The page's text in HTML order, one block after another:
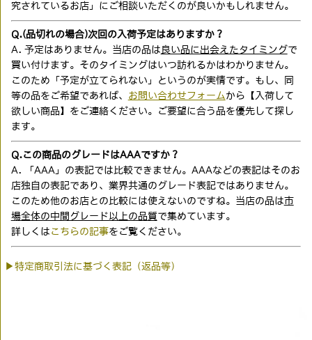
究されているお店」にご相談いただくのが良いかもしれません。
Q.(品切れの場合)次回の入荷予定はありますか？
A. 予定はありません。当店の品は 良い品に出会えたタイミングで
買い付けます。そのタイミングはいつ訪れるかはわかりません。
このため「予定が立てられない」というのが実情です。もし、同
等の品をご希望であれば、 お問い合わせフォーム から【入荷して
欲しい商品】をご連絡ください。ご要望に合う品を優先して探し
ます。
Q.この商品のグレードはAAAですか？
A. 「AAA」の表記では比較できません。AAAなどの表記はそのお
店独自の表記であり、業界共通のグレード表記ではありません。
このため他のお店との比較には使えないのですね。当店の品は市
場全体の中間グレード以上の品質で集めています。
詳しくは こちらの記事をご覧ください。
▶特定商取引法に基づく表記（返品等）